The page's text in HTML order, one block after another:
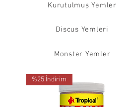
Kurutulmuş Yemler
Discus Yemleri
Monster Yemler
%25 İndirim